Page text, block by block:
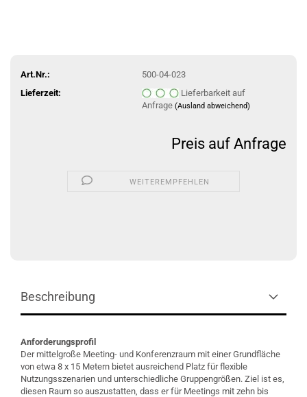
Art.Nr.:
500-04-023
Lieferzeit:
Lieferbarkeit auf
Anfrage (Ausland abweichend)
Preis auf Anfrage
WEITEREMPFEHLEN
Beschreibung
Anforderungsprofil
Der mittelgroße Meeting- und Konferenzraum mit einer Grundfläche
von etwa 8 x 15 Metern bietet ausreichend Platz für flexible
Nutzungsszenarien und unterschiedliche Gruppengrößen. Ziel ist es,
diesen Raum so auszustatten, dass er für Meetings mit zehn bis